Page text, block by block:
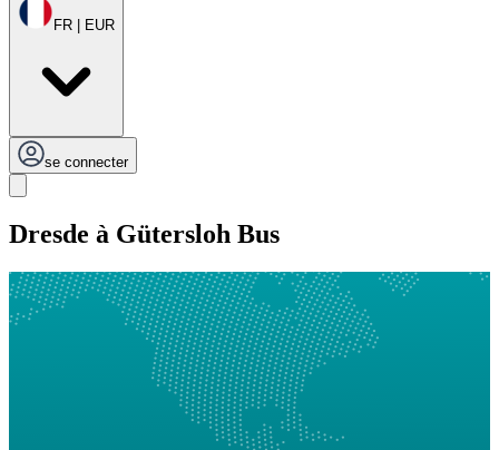
FR | EUR
se connecter
Dresde à Gütersloh Bus